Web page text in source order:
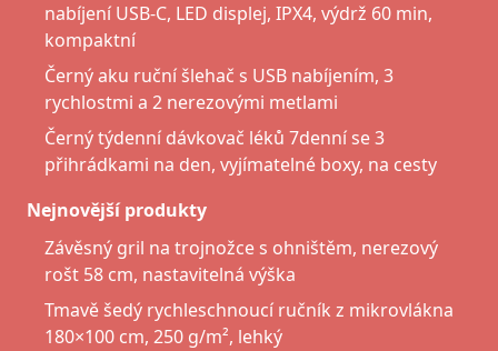
nabíjení USB-C, LED displej, IPX4, výdrž 60 min,
kompaktní
Černý aku ruční šlehač s USB nabíjením, 3
rychlostmi a 2 nerezovými metlami
Černý týdenní dávkovač léků 7denní se 3
přihrádkami na den, vyjímatelné boxy, na cesty
Nejnovější produkty
Závěsný gril na trojnožce s ohništěm, nerezový
rošt 58 cm, nastavitelná výška
Tmavě šedý rychleschnoucí ručník z mikrovlákna
180×100 cm, 250 g/m², lehký